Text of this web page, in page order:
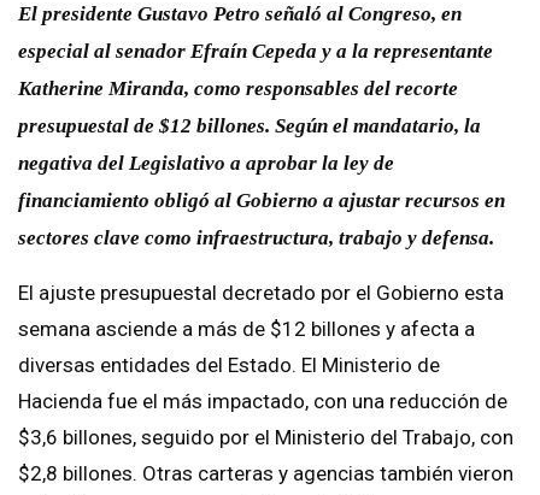
El presidente Gustavo Petro señaló al Congreso, en
especial al senador Efraín Cepeda y a la representante
Katherine Miranda, como responsables del recorte
presupuestal de $12 billones. Según el mandatario, la
negativa del Legislativo a aprobar la ley de
financiamiento obligó al Gobierno a ajustar recursos en
sectores clave como infraestructura, trabajo y defensa.
El ajuste presupuestal decretado por el Gobierno esta
semana asciende a más de $12 billones y afecta a
diversas entidades del Estado. El Ministerio de
Hacienda fue el más impactado, con una reducción de
$3,6 billones, seguido por el Ministerio del Trabajo, con
$2,8 billones. Otras carteras y agencias también vieron